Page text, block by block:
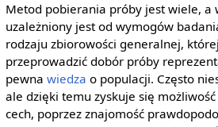
Metod pobierania próby jest wiele, a
uzależniony jest od wymogów
rodzaju zbiorowości generalnej,
przeprowadzić dobór próby
pewna wiedza o populacji. Często
ale dzięki temu zyskuje się
cech, poprzez znajomość